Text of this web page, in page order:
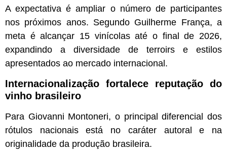
A expectativa é ampliar o número de participantes
nos próximos anos. Segundo Guilherme França, a
meta é alcançar 15 vinícolas até o final de 2026,
expandindo a diversidade de terroirs e estilos
apresentados ao mercado internacional.
Internacionalização fortalece reputação do
vinho brasileiro
Para Giovanni Montoneri, o principal diferencial dos
rótulos nacionais está no caráter autoral e na
originalidade da produção brasileira.